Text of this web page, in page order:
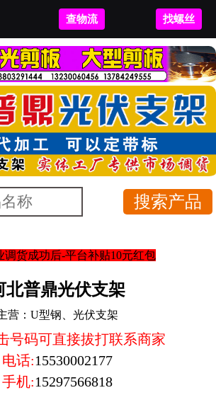
查物流 找螺丝
调货成功后-平台补贴10元红包
北普鼎光伏支架
营： U型钢、光伏支架
号码可直接拔打联系商家
电话:15530002177
手机:15297566818